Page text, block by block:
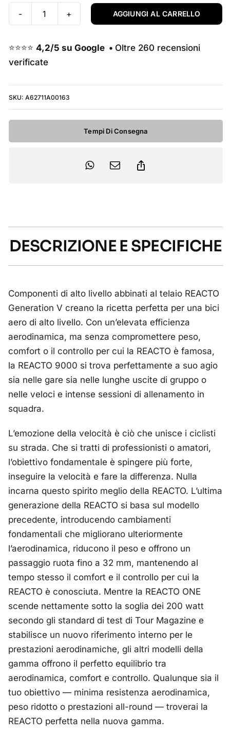
Merida
9000
2027
Bronze
AGGIUNGI AL CARRELLO
⭐⭐⭐⭐ 4,2/5 su Google • Oltre 260 recensioni
verificate
SKU: A62711A00163
Tempi Di Consegna
DESCRIZIONE E SPECIFICHE
Componenti di alto livello abbinati al telaio REACTO
Generation V creano la ricetta perfetta per una bici
aero di alto livello. Con un’elevata efficienza
aerodinamica, ma senza compromettere peso,
comfort o il controllo per cui la REACTO è famosa,
la REACTO 9000 si trova perfettamente a suo agio
sia nelle gare sia nelle lunghe uscite di gruppo o
nelle veloci e intense sessioni di allenamento in
squadra.
L’emozione della velocità è ciò che unisce i ciclisti
su strada. Che si tratti di professionisti o amatori,
l’obiettivo fondamentale è spingere più forte,
inseguire la velocità e fare la differenza. Nulla
incarna questo spirito meglio della REACTO. L’ultima
generazione della REACTO si basa sul modello
precedente, introducendo cambiamenti
fondamentali che migliorano ulteriormente
l’aerodinamica, riducono il peso e offrono un
passaggio ruota fino a 32 mm, mantenendo al
tempo stesso il comfort e il controllo per cui la
REACTO è conosciuta. Mentre la REACTO ONE
scende nettamente sotto la soglia dei 200 watt
secondo gli standard di test di Tour Magazine e
stabilisce un nuovo riferimento interno per le
prestazioni aerodinamiche, gli altri modelli della
gamma offrono il perfetto equilibrio tra
aerodinamica, comfort e controllo. Qualunque sia il
tuo obiettivo — minima resistenza aerodinamica,
peso ridotto o prestazioni all-round — troverai la
REACTO perfetta nella nuova gamma.